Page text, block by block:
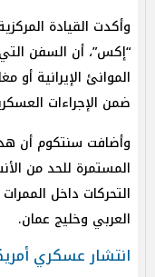
وأكدت القيادة
“إكس”، أن السفن
الموانئ الإيرانية أو
ضمن الإجراءات
وأضافت سنتكوم أن
المستمرة للحد من
التحركات داخل
العربي وخليج عمان.
انتشار عسكري